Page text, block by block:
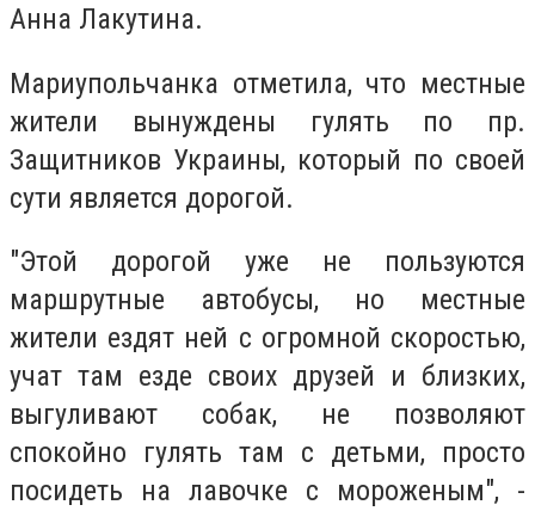
Анна Лакутина.
Мариупольчанка отметила, что местные
жители вынуждены гулять по пр.
Защитников Украины, который по своей
сути является дорогой.
"Этой дорогой уже не пользуются
маршрутные автобусы, но местные
жители ездят ней с огромной скоростью,
учат там езде своих друзей и близких,
выгуливают собак, не позволяют
спокойно гулять там с детьми, просто
посидеть на лавочке с мороженым", -